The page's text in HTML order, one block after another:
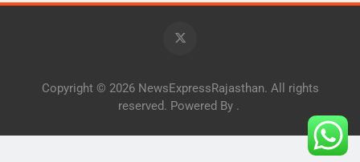
Copyright © 2026 NewsExpressRajasthan. All rights
reserved. Powered By .